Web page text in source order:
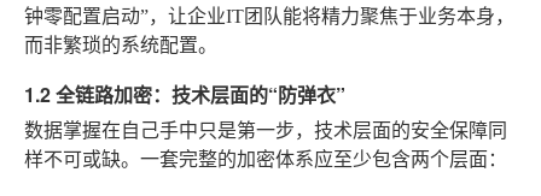
钟零配置启动”，让企业IT团队能将精力聚焦于业务本身，
而非繁琐的系统配置。
1.2 全链路加密：技术层面的“防弹衣”
数据掌握在自己手中只是第一步，技术层面的安全保障同
样不可或缺。一套完整的加密体系应至少包含两个层面：